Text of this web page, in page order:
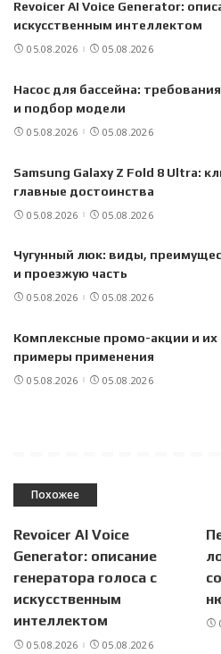
Revoicer AI Voice Generator:
искусственным интеллектом
05.08.2026 05.08.2026
Насос для бассейна:
и подбор модели
05.08.2026 05.08.2026
Samsung Galaxy Z Fold 8 Ultra:
главные достоинства
05.08.2026 05.08.2026
Чугунный люк: виды,
и проезжую часть
05.08.2026 05.08.2026
Комплексные промо-акции и
примеры применения
05.08.2026 05.08.2026
Похожее
Revoicer AI Voice
Generator: описание
генератора голоса с
искусственным
интеллектом
05.08.2026 05.08.2026